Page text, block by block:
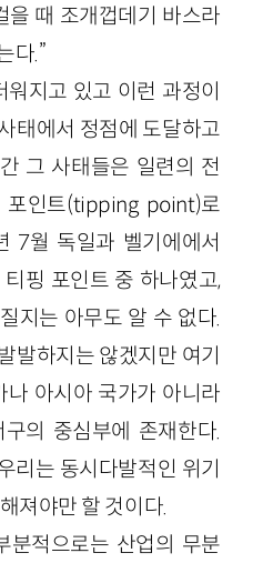
을 때 조개껍데기 바스라
다.”
지고 있고 이런 과정이
태에서 정점에 도달하고
그 사태들은 일련의 전
포인트(tipping point)로
7월 독일과 벨기에에서
핑 포인트 중 하나였고,
지는 아무도 알 수 없다.
발하지는 않겠지만 여기
나 아시아 국가가 아니라
의 중심부에 존재한다.
리는 동시다발적인 위기
져야만 할 것이다.
분적으로는 산업의 무분